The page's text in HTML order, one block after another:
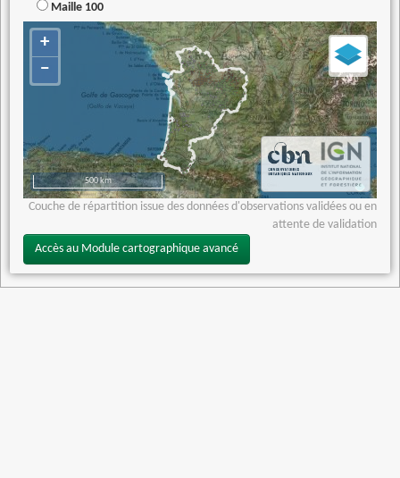
Maille 100
+
−
500 km
Couche de répartition issue des données d'observations validées ou en
attente de validation
Accès au Module cartographique avancé